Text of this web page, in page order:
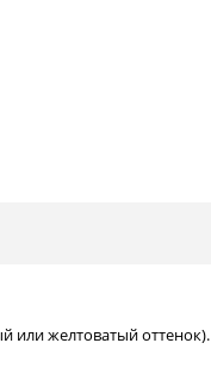
или желтоватый оттенок).